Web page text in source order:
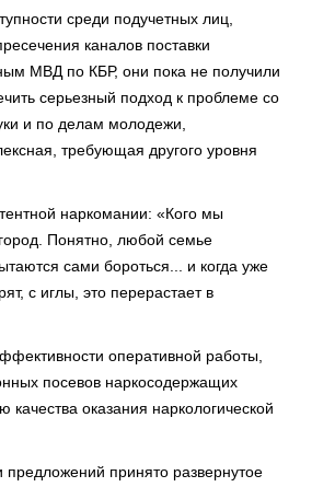
среди подучетных лиц,
каналов поставки
МВД по КБР, они пока не получили
серьезный подход к проблеме со
и по делам молодежи,
требующая другого уровня
наркомании: «Кого мы
Понятно, любой семье
сами бороться... и когда уже
с иглы, это перерастает в
оперативной работы,
посевов наркосодержащих
качества оказания наркологической
принято развернутое